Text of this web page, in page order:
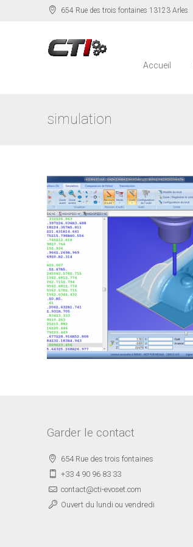
654 Rue des trois fontaines 13123 Arles
Accueil
simulation
Garder le contact
654 Rue des trois fontaines
+33 4 90 96 83 33
contact@cti-evoset.com
Ouvert du lundi ou vendredi